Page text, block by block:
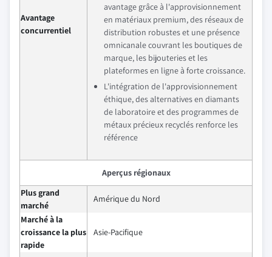
Avantage
concurrentiel
avantage grâce à l'approvisionnement
en matériaux premium, des réseaux de
distribution robustes et une présence
omnicanale couvrant les boutiques de
marque, les bijouteries et les
plateformes en ligne à forte croissance.
L'intégration de l'approvisionnement
éthique, des alternatives en diamants
de laboratoire et des programmes de
métaux précieux recyclés renforce les
référence
Aperçus régionaux
Plus grand
marché
Amérique du Nord
Marché à la
croissance la plus
rapide
Asie-Pacifique